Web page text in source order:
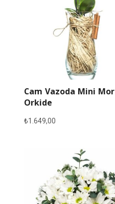
Cam Vazoda Mini Mor
Orkide
₺1.649,00